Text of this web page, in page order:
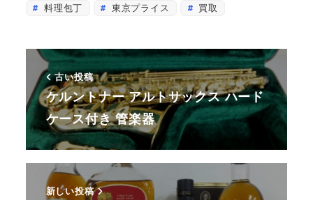
料理包丁
東京プライス 買取
古い投稿
ケルントナー アルトサックス ハード
ケース付き 管楽器
新しい投稿